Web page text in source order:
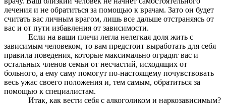
лечения и не обратиться за помощью к врачам. Зато он будет
считать вас личным врагом, лишь все дальше отстраняясь от
вас и от пути избавления от зависимости.
Если на ваши плечи легла нелегкая доля жить с
зависимым человеком, то вам предстоит выработать для себя
правила поведения, которые максимально оградят вас и
остальных членов семьи от несчастий, исходящих от
больного, а ему саму помогут по-настоящему почувствовать
весь ужас своего положения и, тем самым, обратиться за
помощью к специалистам.
Итак, как вести себя с алкоголиком и наркозависимым?